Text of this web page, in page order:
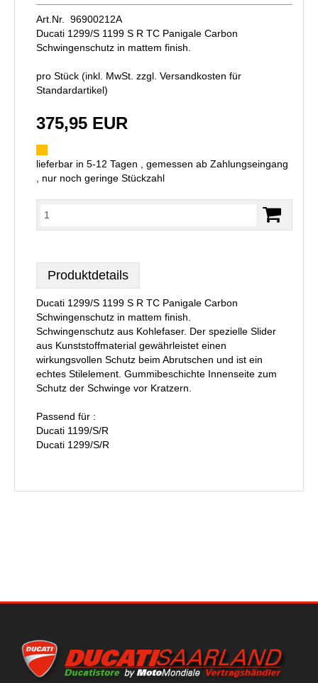
Art.Nr. 96900212A
Ducati 1299/S 1199 S R TC Panigale Carbon
Schwingenschutz in mattem finish.
pro Stück (inkl. MwSt. zzgl. Versandkosten für
Standardartikel)
375,95 EUR
lieferbar in 5-12 Tagen , gemessen ab Zahlungseingang
, nur noch geringe Stückzahl
Produktdetails
Ducati 1299/S 1199 S R TC Panigale Carbon
Schwingenschutz in mattem finish.
Schwingenschutz aus Kohlefaser. Der spezielle Slider
aus Kunststoffmaterial gewährleistet einen
wirkungsvollen Schutz beim Abrutschen und ist ein
echtes Stilelement. Gummibeschichte Innenseite zum
Schutz der Schwinge vor Kratzern.
Passend für :
Ducati 1199/S/R
Ducati 1299/S/R